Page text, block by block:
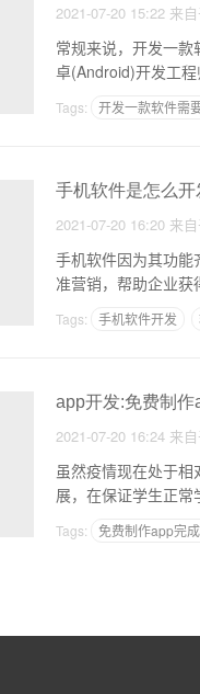
2021-07-20 15:22 来
常规来说，开发一
卓(Android)开发工
Tags: 开发一款软件需
手机软件是怎么
2021-07-20 16:20 来
手机软件因为其功
准营销，帮助企业
Tags: 手机软件开发
app开发:免费制
2021-07-20 16:24 来
虽然疫情现在处于
Tags: 免费制作app完